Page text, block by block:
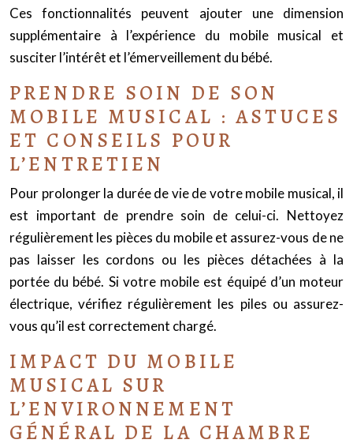
Ces fonctionnalités peuvent ajouter une dimension
supplémentaire à l’expérience du mobile musical et
susciter l’intérêt et l’émerveillement du bébé.
PRENDRE SOIN DE SON
MOBILE MUSICAL : ASTUCES
ET CONSEILS POUR
L’ENTRETIEN
Pour prolonger la durée de vie de votre mobile musical, il
est important de prendre soin de celui-ci. Nettoyez
régulièrement les pièces du mobile et assurez-vous de ne
pas laisser les cordons ou les pièces détachées à la
portée du bébé. Si votre mobile est équipé d’un moteur
électrique, vérifiez régulièrement les piles ou assurez-
vous qu’il est correctement chargé.
IMPACT DU MOBILE
MUSICAL SUR
L’ENVIRONNEMENT
GÉNÉRAL DE LA CHAMBRE